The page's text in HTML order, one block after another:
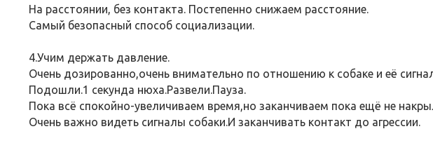
На расстоянии, без контакта. Постепенно снижаем расстояние.
Самый безопасный способ социализации.
4.Учим держать давление.
Очень дозированно,очень внимательно по отношению к собаке и её
Подошли.1 секунда нюха.Развели.Пауза.
Пока всё спокойно-увеличиваем время,но заканчиваем пока ещё не
Очень важно видеть сигналы собаки.И заканчивать контакт до агрессии.